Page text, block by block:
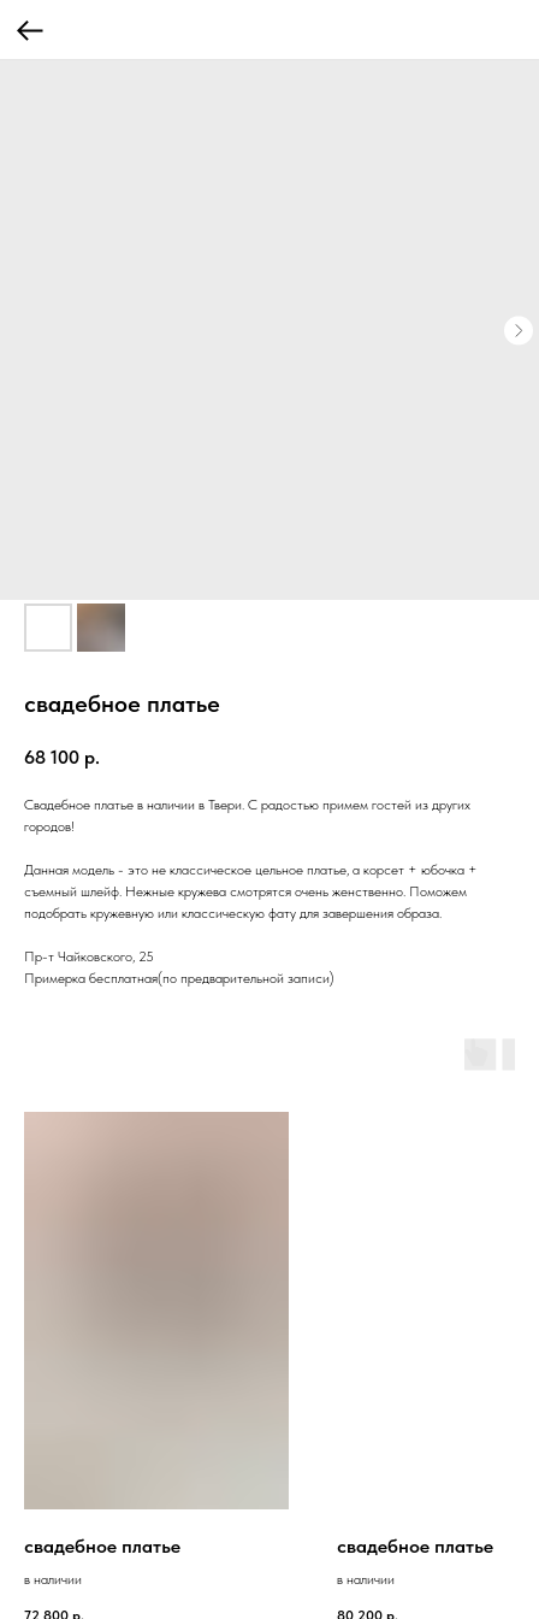
свадебное платье
68 100 р.
Свадебное платье в наличии в Твери. С радостью примем гостей из других
городов!
Данная модель - это не классическое цельное платье, а корсет + юбочка +
съемный шлейф. Нежные кружева смотрятся очень женственно. Поможем
подобрать кружевную или классическую фату для завершения образа.
Пр-т Чайковского, 25
Примерка бесплатная(по предварительной записи)
свадебное платье
в наличии
72 800 р.
свадебное платье
в наличии
80 200 р.